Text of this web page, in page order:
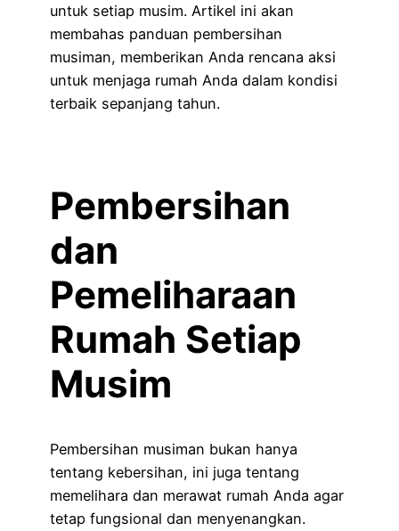
untuk setiap musim. Artikel ini akan
membahas panduan pembersihan
musiman, memberikan Anda rencana aksi
untuk menjaga rumah Anda dalam kondisi
terbaik sepanjang tahun.
Pembersihan
dan
Pemeliharaan
Rumah Setiap
Musim
Pembersihan musiman bukan hanya
tentang kebersihan, ini juga tentang
memelihara dan merawat rumah Anda agar
tetap fungsional dan menyenangkan.